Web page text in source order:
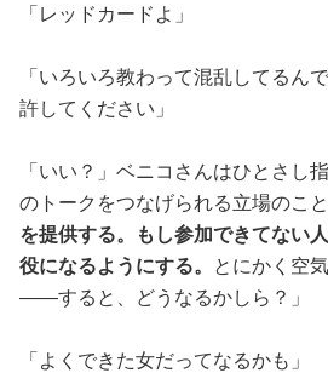
「レッドカードよ」
「いろいろ教わって混乱してるん
許してください」
「いい？」ベニコさんはひとさし
のトークをつなげられる立場のこと
を提供する。もし参加できてない
役になるようにする。
とにかく空
——すると、どうなるかしら？」
「よくできた女だってなるかも」